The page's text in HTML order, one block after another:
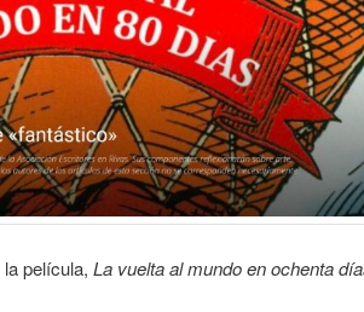
película, La vuelta al mundo en ochenta